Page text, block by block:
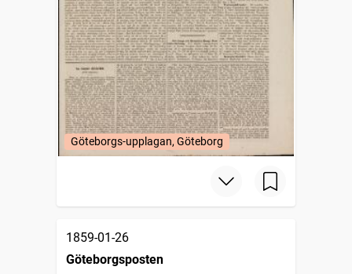
Göteborgs-upplagan, Göteborg
1859-01-26
Göteborgsposten